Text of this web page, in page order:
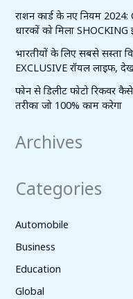
राशन कार्ड के नए नियम
धारकों को मिला SHOCKING
भारतीयों के लिए सबसे सस्ता
EXCLUSIVE रॉयल लाइफ,
फोन से डिलीट फोटो रिकवर
तरीका जो 100% काम करेगा
Archives
Categories
Automobile
Business
Education
Global